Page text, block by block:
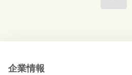
企業情報